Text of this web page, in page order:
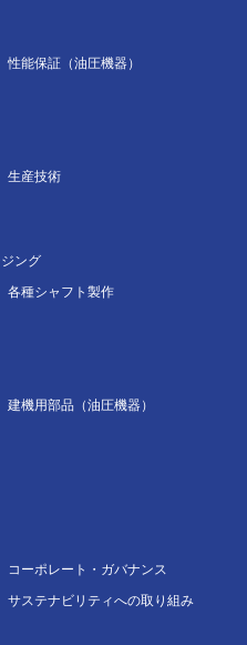
性能保証（油圧機器）
生産技術
ング
各種シャフト製作
建機用部品（油圧機器）
コーポレート・ガバナンス
サステナビリティへの取り組み